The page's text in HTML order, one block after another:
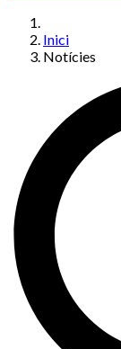
Inici
Notícies